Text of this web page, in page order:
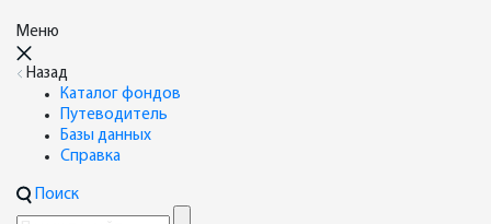
Меню
Назад
Каталог фондов
Путеводитель
Базы данных
Справка
Поиск